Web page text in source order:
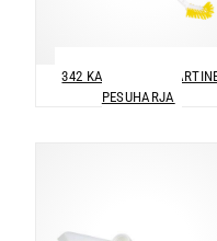
342 KAPEA
PESUHARJA